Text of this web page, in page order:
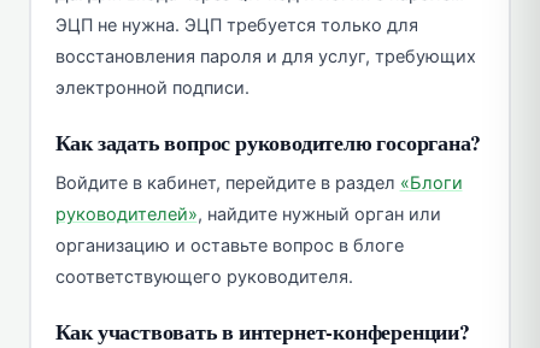
ЭЦП не нужна. ЭЦП требуется только для
восстановления пароля и для услуг, требующих
электронной подписи.
Как задать вопрос руководителю госоргана?
Войдите в кабинет, перейдите в раздел «Блоги
руководителей», найдите нужный орган или
организацию и оставьте вопрос в блоге
соответствующего руководителя.
Как участвовать в интернет-конференции?